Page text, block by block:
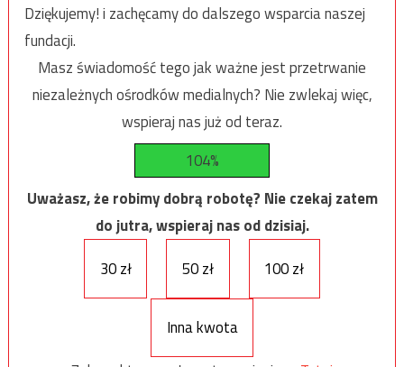
Dziękujemy! i zachęcamy do dalszego wsparcia naszej
fundacji.
Masz świadomość tego jak ważne jest przetrwanie
niezależnych ośrodków medialnych? Nie zwlekaj więc,
wspieraj nas już od teraz.
104%
Uważasz, że robimy dobrą robotę? Nie czekaj zatem
do jutra, wspieraj nas od dzisiaj.
30 zł
50 zł 100 zł
Inna kwota